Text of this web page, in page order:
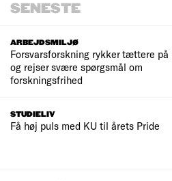
SENESTE
ARBEJDSMILJØ
Forsvarsforskning rykker tættere på
og rejser svære spørgsmål om
forskningsfrihed
STUDIELIV
Få høj puls med KU til årets Pride